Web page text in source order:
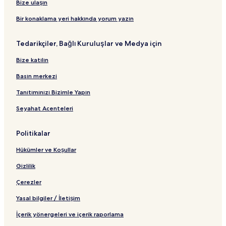
a
a
t
ı
B
l
n
t
ı
t
t
ğ
a
n
t
ı
Bize ulaşın
Bir konaklama yeri hakkında yorum yazın
Tedarikçiler, Bağlı Kuruluşlar ve Medya için
Bize katılın
Basın merkezi
Tanıtımınızı Bizimle Yapın
Seyahat Acenteleri
Politikalar
Hükümler ve Koşullar
Gizlilik
Çerezler
Yasal bilgiler / İletişim
İçerik yönergeleri ve içerik raporlama